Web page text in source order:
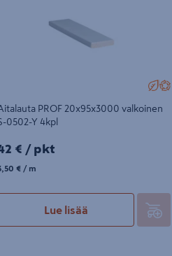
PROF 20x95x3000 valkoinen
0502-Y 4kpl
pkt
€ / pkt
3,50€/m
€ / m
Lue lisää